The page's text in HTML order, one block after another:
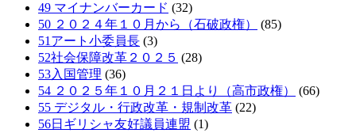
49 マイナンバーカード (32)
50 ２０２４年１０月から（石破政権）
(85)
51アート小委員長 (3)
52社会保障改革２０２５ (28)
53入国管理 (36)
54 ２０２５年１０月２１日より（高市政権）
(66)
55 デジタル・行政改革・規制改革 (22)
56日ギリシャ友好議員連盟 (1)